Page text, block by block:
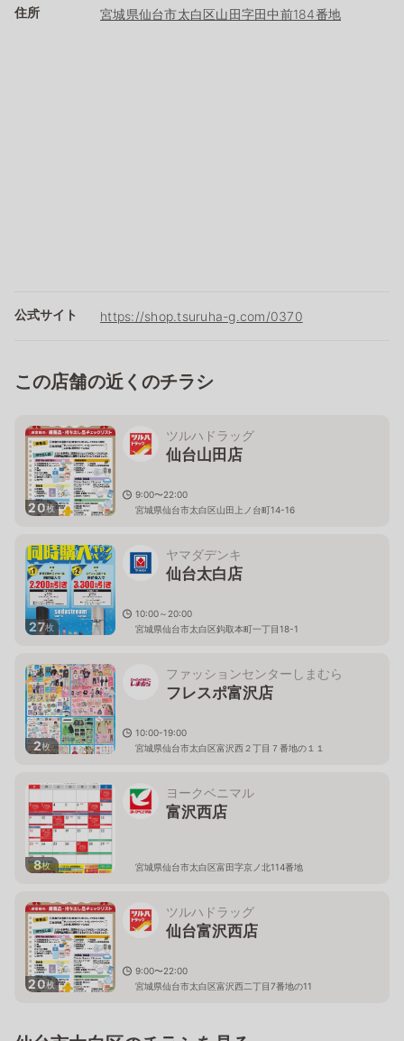
住所 宮城県仙台市太白区山田字田中前184番地
公式サイト https://shop.tsuruha-g.com/0370
この店舗の近くのチラシ
20枚
ツルハドラッグ
仙台山田店
9:00〜22:00
宮城県仙台市太白区山田上ノ台町14-16
27枚
ヤマダデンキ
仙台太白店
10:00～20:00
宮城県仙台市太白区鈎取本町一丁目18-1
2枚
ファッションセンターしまむら
フレスポ富沢店
10:00-19:00
宮城県仙台市太白区富沢西２丁目７番地の１１
8枚
ヨークベニマル
富沢西店
宮城県仙台市太白区富田字京ノ北114番地
20枚
ツルハドラッグ
仙台富沢西店
9:00〜22:00
宮城県仙台市太白区富沢西二丁目7番地の11